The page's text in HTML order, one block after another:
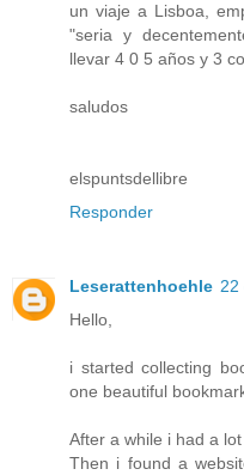
un viaje a Lisboa,
"seria y
llevar 4 0 5 años y 3
saludos
elspuntsdellibre
Responder
Leserattenhoehle 22
Hello,
i started collecting
one beautiful
After a while i had a
Then i found a